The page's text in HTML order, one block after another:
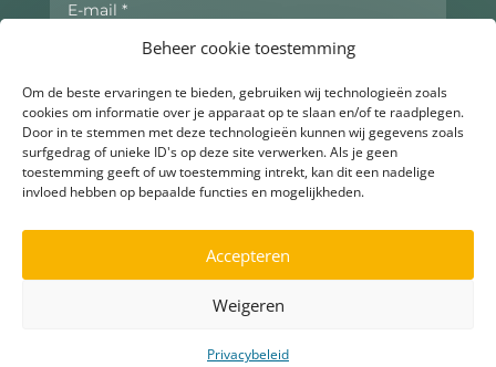
Beheer cookie toestemming
Om de beste ervaringen te bieden, gebruiken wij technologieën zoals
cookies om informatie over je apparaat op te slaan en/of te raadplegen.
Door in te stemmen met deze technologieën kunnen wij gegevens zoals
surfgedrag of unieke ID's op deze site verwerken. Als je geen
toestemming geeft of uw toestemming intrekt, kan dit een nadelige
invloed hebben op bepaalde functies en mogelijkheden.
Accepteren
Weigeren
Privacybeleid
▶